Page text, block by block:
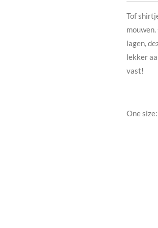
Tof
lagen,
lekker
vast!
One size: